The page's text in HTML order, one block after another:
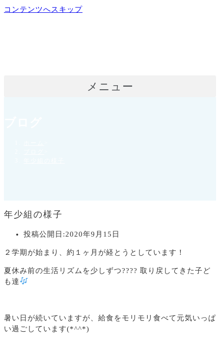
コンテンツへスキップ
メニュー
年少組の様子
投稿公開日:2020年9月15日
２学期が始まり、約１ヶ月が経とうとしています！
夏休み前の生活リズムを少しずつ???? 取り戻してきた子ど
も達
暑い日が続いていますが、給食をモリモリ食べて元気いっぱ
い過ごしています(*^^*)